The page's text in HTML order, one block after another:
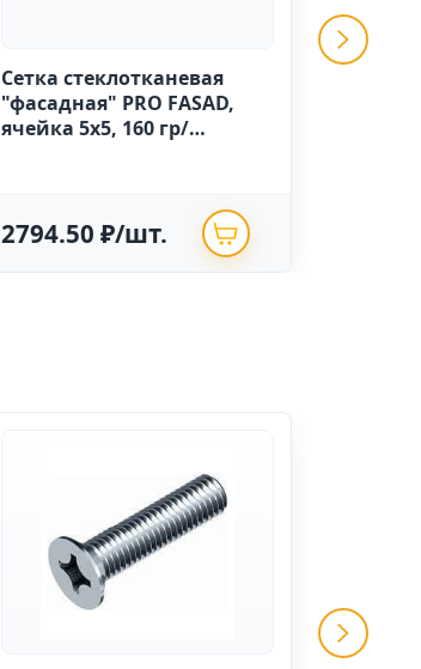
Сетка стеклотканевая
"фасадная" PRO FASAD,
ячейка 5х5, 160 гр/
2794.50 ₽/шт.